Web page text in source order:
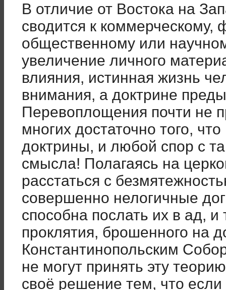
В отличие от Востока на
сводится к коммерческому,
общественному или
увеличение личного
влияния, истинная жизнь
внимания, а доктрине
Перевоплощения почти не
многих достаточно того,
доктрины, и любой спор с
смысла! Полагаясь на
расстаться с
совершенно нелогичные
способна послать их в ад, и
проклятия, брошенного на
Константинопольским
не могут принять эту
своё решение тем, что